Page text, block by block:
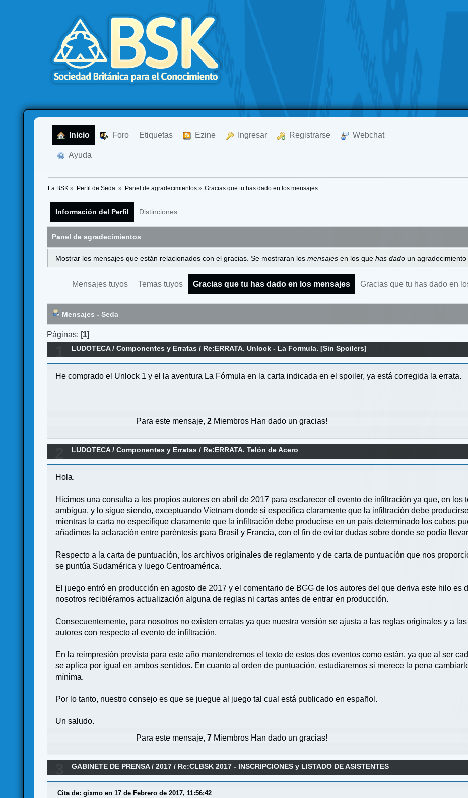
Inicio Foro Etiquetas Ezine Ingresar Registrarse Webchat
Ayuda
La BSK » Perfil de Seda » Panel de agradecimientos» Gracias que tu has dado en los mensajes
Información del Perfil Distinciones
Panel de agradecimientos
Mostrar los mensajes que están relacionados con el gracias. Se mostraran los mensajes en los que has dado un
Mensajes tuyos Temas tuyos Gracias que tu has dado en los mensajes Gracias que tu has dado en
Mensajes - Seda
Páginas: [1]
LUDOTECA/Componentes y Erratas / Re:ERRATA. Unlock - La Formula. [Sin Spoilers]
He comprado el Unlock 1 y el la aventura La Fórmula en la carta indicada en el spoiler, ya está corregida la errata.
Para este mensaje,2 Miembros Han dado un gracias!
LUDOTECA/Componentes y Erratas / Re:ERRATA. Telón de Acero
Hola.
Hicimos una consulta a los propios autores en abril de 2017 para esclarecer el evento de infiltración ya que, en los
ambigua, y lo sigue siendo, exceptuando Vietnam donde si especifica claramente que la infiltración debe
mientras la carta no especifique claramente que la infiltración debe producirse en un país determinado los cubos
añadimos la aclaración entre paréntesis para Brasil y Francia, con el fin de evitar dudas sobre donde se podía
Respecto a la carta de puntuación, los archivos originales de reglamento y de carta de puntuación que nos
se puntúa Sudamérica y luego Centroamérica.
El juego entró en producción en agosto de 2017 y el comentario de BGG de los autores del que deriva este hilo es
nosotros recibiéramos actualización alguna de reglas ni cartas antes de entrar en producción.
Consecuentemente, para nosotros no existen erratas ya que nuestra versión se ajusta a las reglas originales y a
autores con respecto al evento de infiltración.
En la reimpresión prevista para este año mantendremos el texto de estos dos eventos como están, ya que al ser
se aplica por igual en ambos sentidos. En cuanto al orden de puntuación, estudiaremos si merece la pena
mínima.
Por lo tanto, nuestro consejo es que se juegue al juego tal cual está publicado en español.
Un saludo.
Para este mensaje,7 Miembros Han dado un gracias!
GABINETE DE PRENSA/2017 / Re:CLBSK 2017 - INSCRIPCIONES y LISTADO DE ASISTENTES
Cita de: gixmo en 17 de Febrero de 2017, 11:56:42